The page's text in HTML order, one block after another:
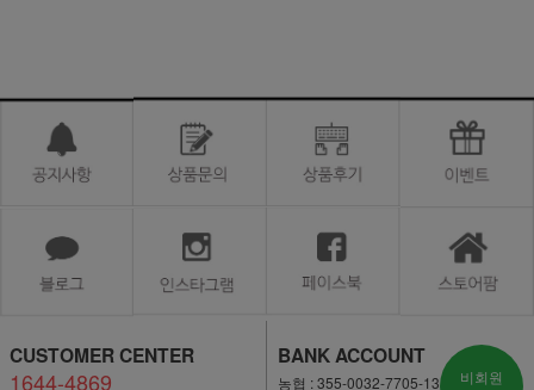
CUSTOMER CENTER
1644-4869
BANK ACCOUNT
농협 : 355-0032-7705-13
비회원